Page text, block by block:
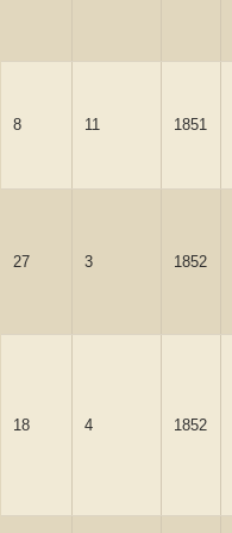
8 11 1851
27 3 1852
18 4 1852